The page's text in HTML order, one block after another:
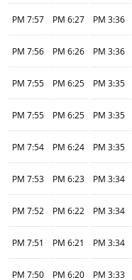
3:36 PM
6:27 PM
7:57 PM
3:36 PM
6:26 PM
7:56 PM
3:35 PM
6:25 PM
7:55 PM
3:35 PM
6:25 PM
7:55 PM
3:35 PM
6:24 PM
7:54 PM
3:34 PM
6:23 PM
7:53 PM
3:34 PM
6:22 PM
7:52 PM
3:34 PM
6:21 PM
7:51 PM
3:33 PM
6:20 PM
7:50 PM